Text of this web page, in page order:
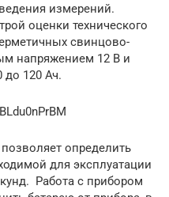
измерений.
оценки технического
свинцово-
напряжением 12 В и
до 120 Ач.
определить
для эксплуатации
Работа с прибором